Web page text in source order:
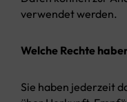
verwendet werden.
Welche Rechte
Sie haben jederzeit